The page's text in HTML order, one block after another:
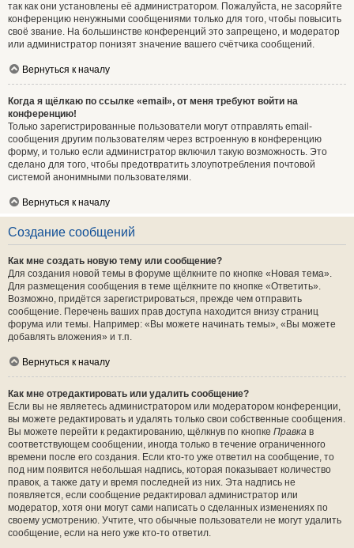
так как они установлены её администратором. Пожалуйста, не засоряйте
конференцию ненужными сообщениями только для того, чтобы повысить
своё звание. На большинстве конференций это запрещено, и модератор
или администратор понизят значение вашего счётчика сообщений.
Вернуться к началу
Когда я щёлкаю по ссылке «email», от меня требуют войти на
конференцию!
Только зарегистрированные пользователи могут отправлять email-
сообщения другим пользователям через встроенную в конференцию
форму, и только если администратор включил такую возможность. Это
сделано для того, чтобы предотвратить злоупотребления почтовой
системой анонимными пользователями.
Вернуться к началу
Создание сообщений
Как мне создать новую тему или сообщение?
Для создания новой темы в форуме щёлкните по кнопке «Новая тема».
Для размещения сообщения в теме щёлкните по кнопке «Ответить».
Возможно, придётся зарегистрироваться, прежде чем отправить
сообщение. Перечень ваших прав доступа находится внизу страниц
форума или темы. Например: «Вы можете начинать темы», «Вы можете
добавлять вложения» и т.п.
Вернуться к началу
Как мне отредактировать или удалить сообщение?
Если вы не являетесь администратором или модератором конференции,
вы можете редактировать и удалять только свои собственные сообщения.
Вы можете перейти к редактированию, щёлкнув по кнопке Правка в
соответствующем сообщении, иногда только в течение ограниченного
времени после его создания. Если кто-то уже ответил на сообщение, то
под ним появится небольшая надпись, которая показывает количество
правок, а также дату и время последней из них. Эта надпись не
появляется, если сообщение редактировал администратор или
модератор, хотя они могут сами написать о сделанных изменениях по
своему усмотрению. Учтите, что обычные пользователи не могут удалить
сообщение, если на него уже кто-то ответил.